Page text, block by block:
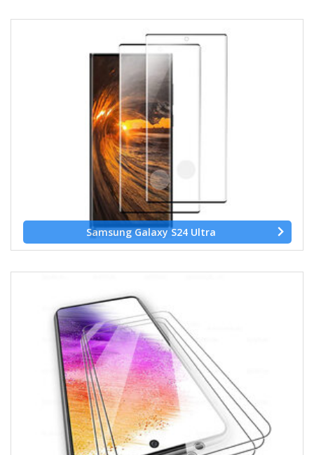
Samsung Galaxy S24 Ultra